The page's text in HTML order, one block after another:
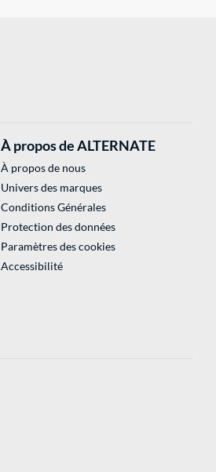
À propos de ALTERNATE
À propos de nous
Univers des marques
Conditions Générales
Protection des données
Paramètres des cookies
Accessibilité